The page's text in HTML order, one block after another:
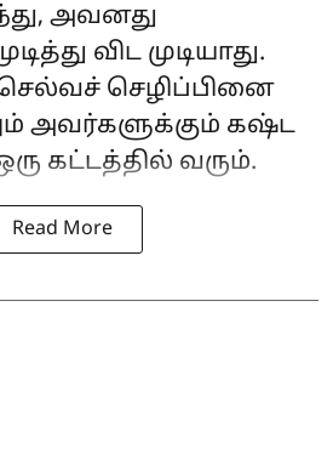
அவனது
விட முடியாது.
செழிப்பினை
அவர்களுக்கும் கஷ்ட
கட்டத்தில் வரும்.
Read More